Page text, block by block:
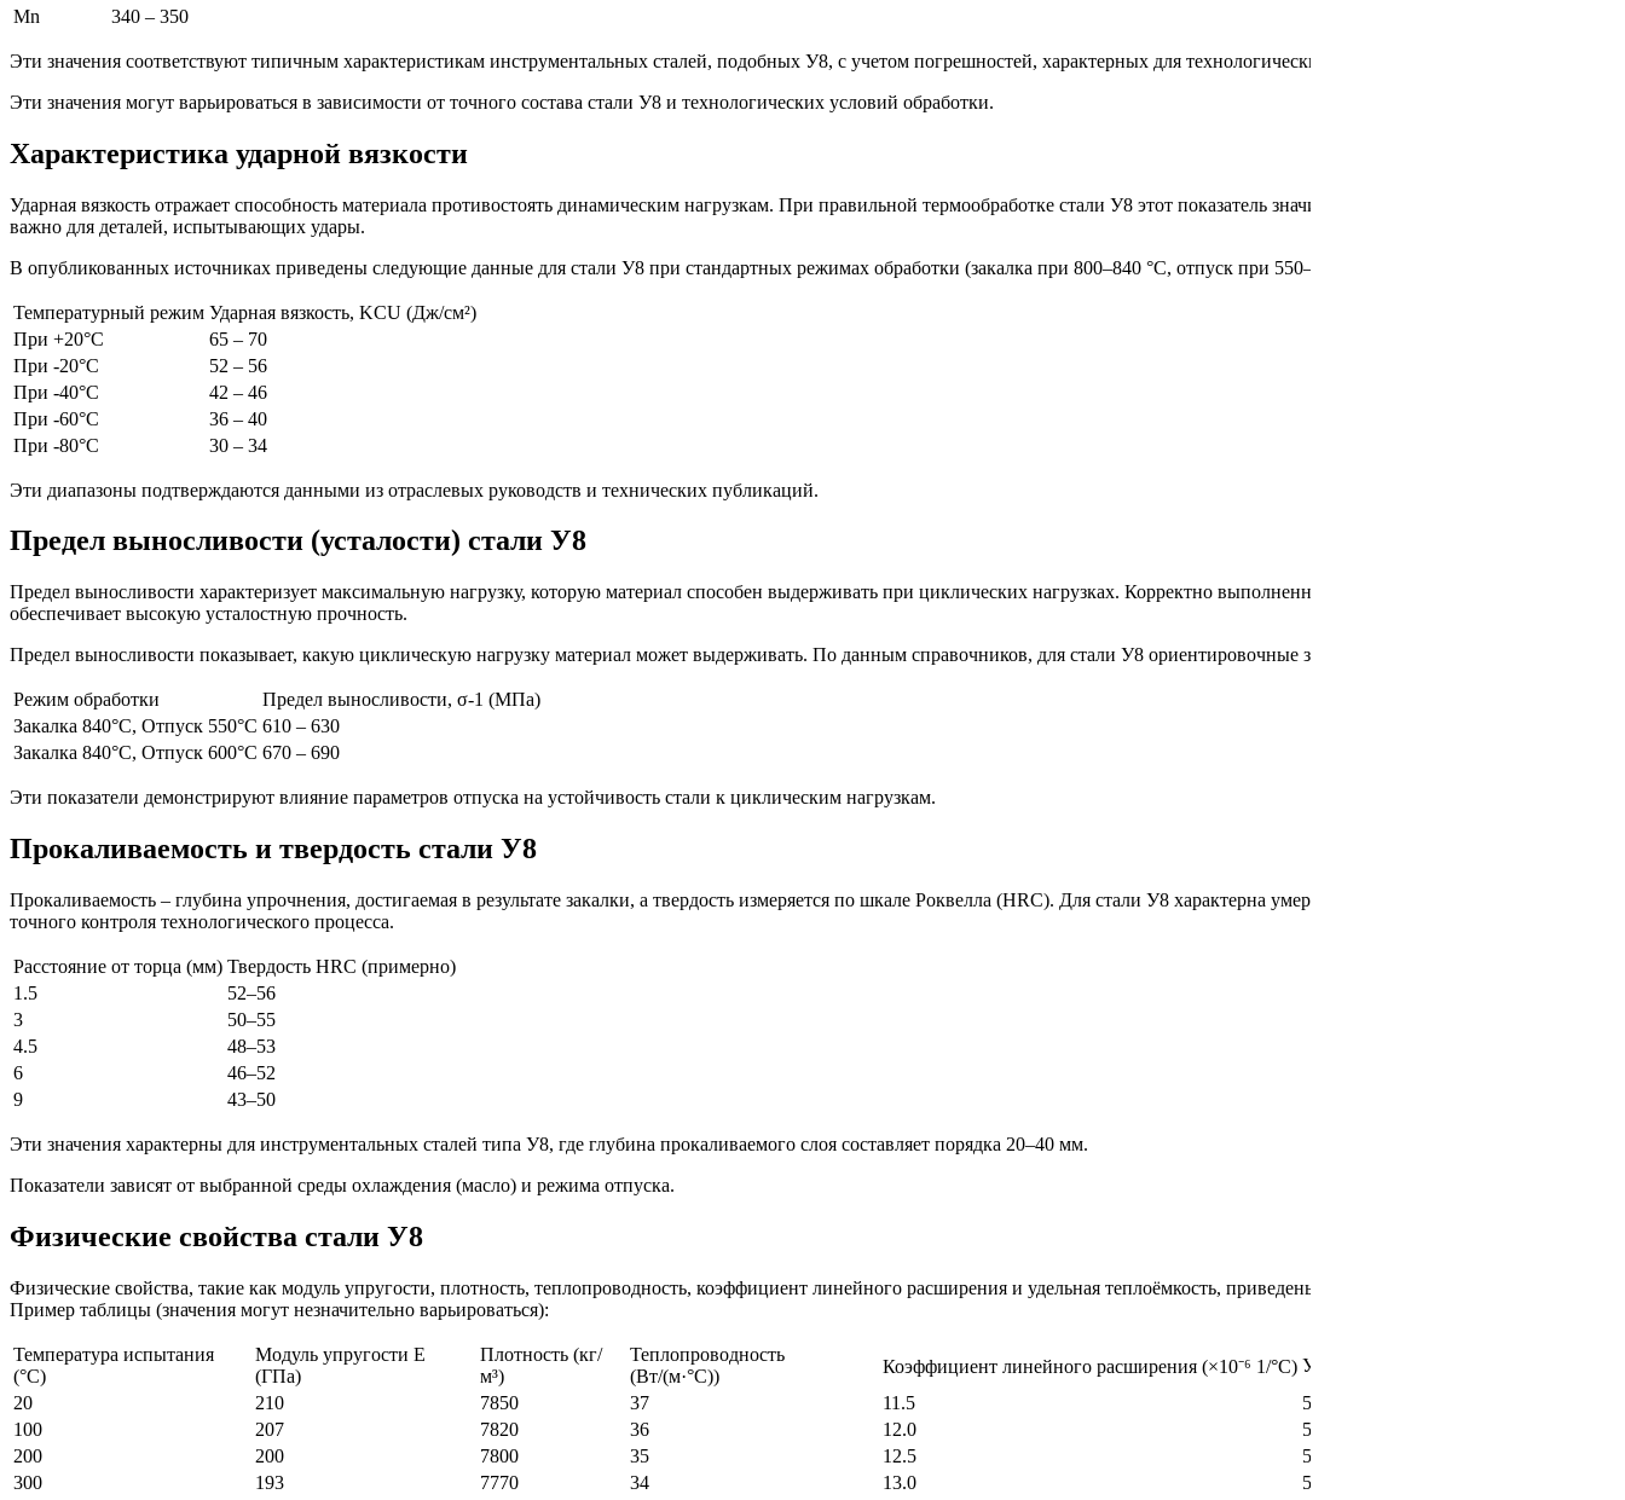
Mn
340 – 350
Эти значения соответствуют типичным характеристикам инструментальных сталей, подобных У8, с учетом погрешностей, характерных для технологических режимов.
Эти значения могут варьироваться в зависимости от точного состава стали У8 и технологических условий обработки.
Характеристика ударной вязкости
Ударная вязкость отражает способность материала противостоять динамическим нагрузкам. При правильной термообработке стали У8 этот показатель значительно возрастает, что особенно
важно для деталей, испытывающих удары.
В опубликованных источниках приведены следующие данные для стали У8 при стандартных режимах обработки (закалка при 800–840 °C, отпуск при 550–600 °C):
Температурный режим Ударная вязкость, KCU (Дж/см²)
При +20°C
65 – 70
При -20°C
52 – 56
При -40°C
42 – 46
При -60°C
36 – 40
При -80°C
30 – 34
Эти диапазоны подтверждаются данными из отраслевых руководств и технических публикаций.
Предел выносливости (усталости) стали У8
Предел выносливости характеризует максимальную нагрузку, которую материал способен выдерживать при циклических нагрузках. Корректно выполненная термическая обработка
обеспечивает высокую усталостную прочность.
Предел выносливости показывает, какую циклическую нагрузку материал может выдерживать. По данным справочников, для стали У8 ориентировочные значения следующие:
Режим обработки
Предел выносливости, σ-1 (МПа)
Закалка 840°C, Отпуск 550°C 610 – 630
Закалка 840°C, Отпуск 600°C 670 – 690
Эти показатели демонстрируют влияние параметров отпуска на устойчивость стали к циклическим нагрузкам.
Прокаливаемость и твердость стали У8
Прокаливаемость – глубина упрочнения, достигаемая в результате закалки, а твердость измеряется по шкале Роквелла (HRC). Для стали У8 характерна умеренная прокаливаемость, что требует
точного контроля технологического процесса.
Расстояние от торца (мм) Твердость HRC (примерно)
1.5
52–56
3
50–55
4.5
48–53
6
46–52
9
43–50
Эти значения характерны для инструментальных сталей типа У8, где глубина прокаливаемого слоя составляет порядка 20–40 мм.
Показатели зависят от выбранной среды охлаждения (масло) и режима отпуска.
Физические свойства стали У8
Физические свойства, такие как модуль упругости, плотность, теплопроводность, коэффициент линейного расширения и удельная теплоёмкость, приведены в технических справочниках.
Пример таблицы (значения могут незначительно варьироваться):
Температура испытания
(°C)
Модуль упругости E
(ГПа)
Плотность (кг/
м³)
Теплопроводность
(Вт/(м·°C))
Коэффициент линейного расширения (×10⁻⁶ 1/°C) Удельная теплоёмкость c (Дж/(кг·°C))
20
210 7850 37 11.5
500
100
207 7820 36 12.0
510
200
200 7800 35 12.5
520
300
193 7770 34 13.0 535